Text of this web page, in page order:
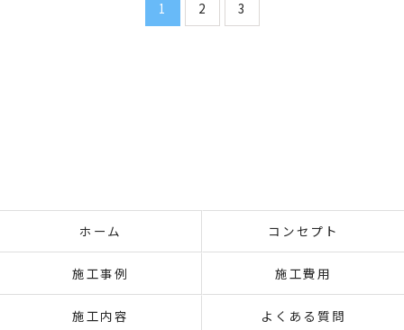
1 2 3
ホーム コンセプト
施工事例 施工費用
施工内容 よくある質問